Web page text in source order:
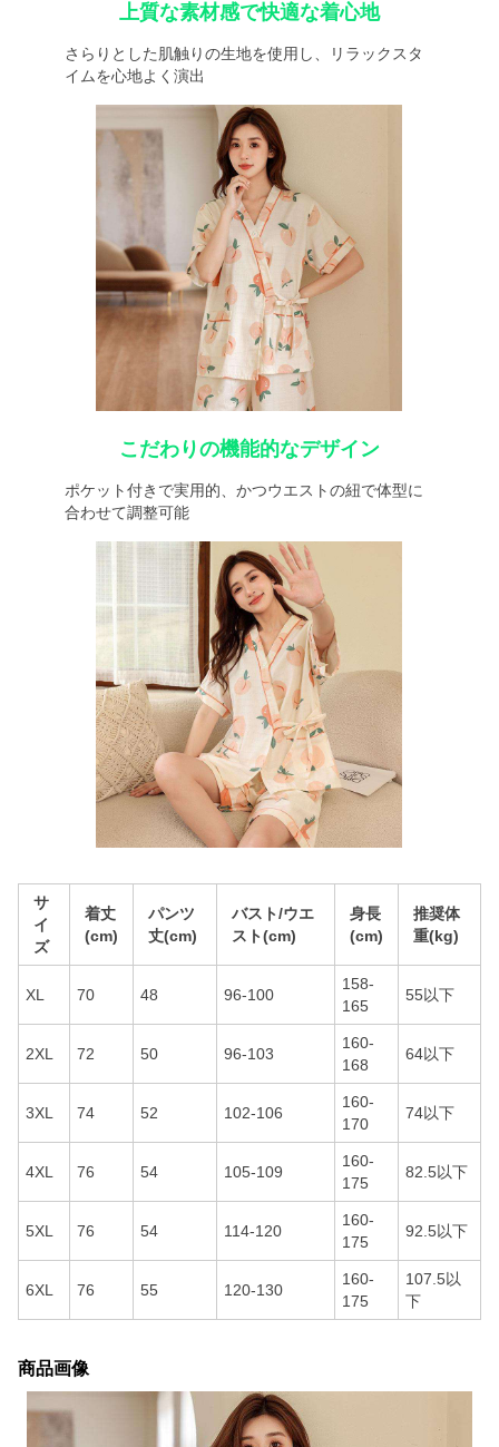
上質な素材感で快適な着心地
さらりとした肌触りの生地を使用し、リラックスタ
イムを心地よく演出
こだわりの機能的なデザイン
ポケット付きで実用的、かつウエストの紐で体型に
合わせて調整可能
サ
イ
ズ
着丈
(cm)
パンツ
丈(cm)
バスト/ウエ
スト(cm)
身長
(cm)
推奨体
重(kg)
XL 70 48 96-100
158-
165
55以下
2XL 72 50 96-103
160-
168
64以下
3XL 74 52 102-106
160-
170
74以下
4XL 76 54 105-109
160-
175
82.5以下
5XL 76 54 114-120
160-
175
92.5以下
6XL 76 55 120-130
160-
175
107.5以
下
商品画像